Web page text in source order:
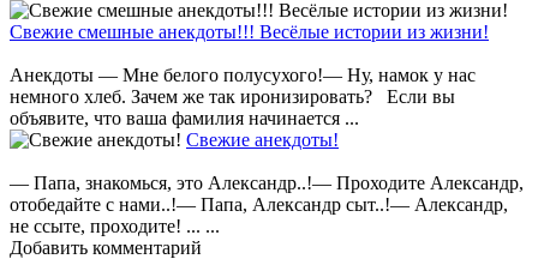
Свежие смешные анекдоты!!! Весёлые истории из жизни!
Анекдоты — Мне белого полусухого!— Ну, намок у нас
немного хлеб. Зачем же так иронизировать? Если вы
объявите, что ваша фамилия начинается ...
Свежие анекдоты!
— Папа, знакомься, это Александр..!— Проходите Александр,
отобедайте с нами..!— Папа, Александр сыт..!— Александр,
не ссыте, проходите! ... ...
Добавить комментарий